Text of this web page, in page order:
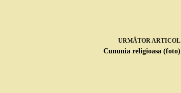
URMĂTOR ARTICOL
Cununia religioasa (foto)